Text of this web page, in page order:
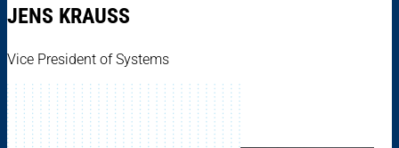
JENS KRAUSS
Vice President of Systems